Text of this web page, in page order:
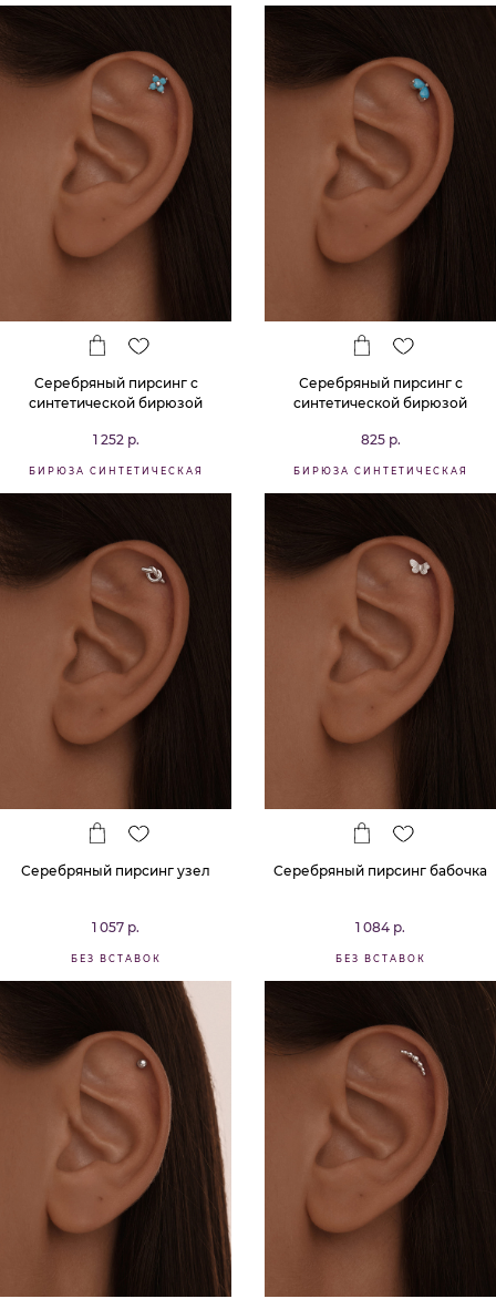
Серебряный пирсинг с
синтетической бирюзой
1 252 р.
БИРЮЗА СИНТЕТИЧЕСКАЯ
Серебряный пирсинг с
синтетической бирюзой
825 р.
БИРЮЗА СИНТЕТИЧЕСКАЯ
Серебряный пирсинг узел
1 057 р.
БЕЗ ВСТАВОК
Серебряный пирсинг бабочка
1 084 р.
БЕЗ ВСТАВОК